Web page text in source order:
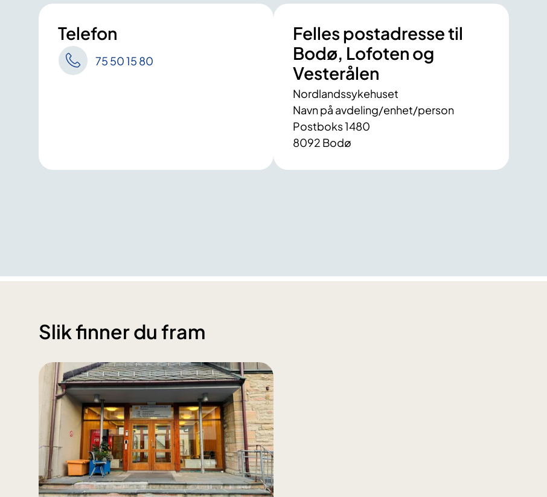
Telefon
75 50 15 80
Felles postadresse til
Bodø, Lofoten og
Vesterålen
Nordlandssykehuset
Navn på avdeling/enhet/person
Postboks 1480
8092 Bodø
Slik finner du fram